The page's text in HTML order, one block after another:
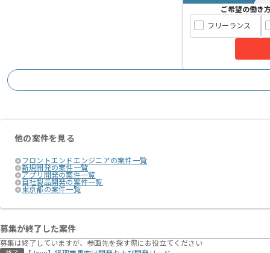
ご希望の働き
フリーランス
他の案件を見る
フロントエンドエンジニアの案件一覧
新規開発の案件一覧
アプリ開発の案件一覧
自社製品開発の案件一覧
東京都の案件一覧
募集が終了した案件
募集は終了していますが、参画先を探す際にお役立てください